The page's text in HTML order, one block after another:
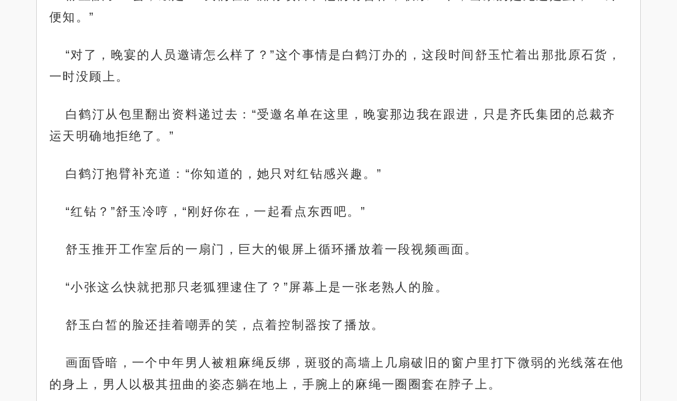
便知。”
“对了，晚宴的人员邀请怎么样了？”这个事情是白鹤汀办的，这段时间舒玉忙着出那批原石货，
一时没顾上。
白鹤汀从包里翻出资料递过去：“受邀名单在这里，晚宴那边我在跟进，只是齐氏集团的总裁齐
运天明确地拒绝了。”
白鹤汀抱臂补充道：“你知道的，她只对红钻感兴趣。”
“红钻？”舒玉冷哼，“刚好你在，一起看点东西吧。”
舒玉推开工作室后的一扇门，巨大的银屏上循环播放着一段视频画面。
“小张这么快就把那只老狐狸逮住了？”屏幕上是一张老熟人的脸。
舒玉白皙的脸还挂着嘲弄的笑，点着控制器按了播放。
画面昏暗，一个中年男人被粗麻绳反绑，斑驳的高墙上几扇破旧的窗户里打下微弱的光线落在他
的身上，男人以极其扭曲的姿态躺在地上，手腕上的麻绳一圈圈套在脖子上。